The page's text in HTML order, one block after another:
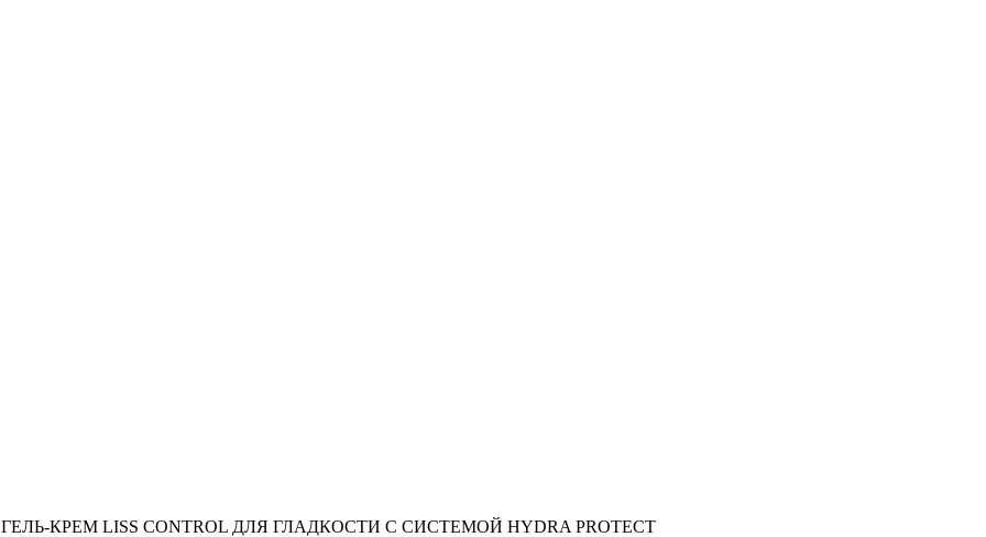
ГЕЛЬ-КРЕМ LISS CONTROL ДЛЯ ГЛАДКОСТИ С СИСТЕМОЙ HYDRA PROTECT